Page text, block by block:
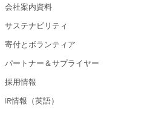
会社案内資料
サステナビリティ
寄付とボランティア
パートナー＆サプライヤー
採用情報
IR情報（英語）